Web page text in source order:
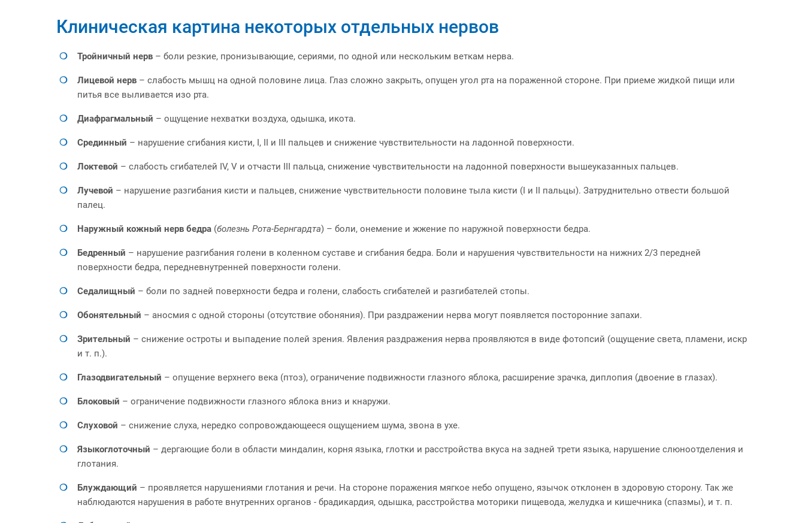
Клиническая картина некоторых отдельных нервов
Тройничный нерв – боли резкие, пронизывающие, сериями, по одной или нескольким веткам нерва.
Лицевой нерв – слабость мышц на одной половине лица. Глаз сложно закрыть, опущен угол рта на пораженной стороне. При приеме жидкой пищи или
питья все выливается изо рта.
Диафрагмальный – ощущение нехватки воздуха, одышка, икота.
Срединный – нарушение сгибания кисти, I, II и III пальцев и снижение чувствительности на ладонной поверхности.
Локтевой – слабость сгибателей IV, V и отчасти III пальца, снижение чувствительности на ладонной поверхности вышеуказанных пальцев.
Лучевой – нарушение разгибания кисти и пальцев, снижение чувствительности половине тыла кисти (I и II пальцы). Затруднительно отвести большой
палец.
Наружный кожный нерв бедра (болезнь Рота-Бернгардта) – боли, онемение и жжение по наружной поверхности бедра.
Бедренный – нарушение разгибания голени в коленном суставе и сгибания бедра. Боли и нарушения чувствительности на нижних 2/3 передней
поверхности бедра, передневнутренней поверхности голени.
Седалищный – боли по задней поверхности бедра и голени, слабость сгибателей и разгибателей стопы.
Обонятельный – аносмия с одной стороны (отсутствие обоняния). При раздражении нерва могут появляется посторонние запахи.
Зрительный – снижение остроты и выпадение полей зрения. Явления раздражения нерва проявляются в виде фотопсий (ощущение света, пламени, искр
и т. п.).
Глазодвигательный – опущение верхнего века (птоз), ограничение подвижности глазного яблока, расширение зрачка, диплопия (двоение в глазах).
Блоковый – ограничение подвижности глазного яблока вниз и кнаружи.
Слуховой – снижение слуха, нередко сопровождающееся ощущением шума, звона в ухе.
Языкоглоточный – дергающие боли в области миндалин, корня языка, глотки и расстройства вкуса на задней трети языка, нарушение слюноотделения и
глотания.
Блуждающий – проявляется нарушениями глотания и речи. На стороне поражения мягкое небо опущено, язычок отклонен в здоровую сторону. Так же
наблюдаются нарушения в работе внутренних органов - брадикардия, одышка, расстройства моторики пищевода, желудка и кишечника (спазмы), и т. п.